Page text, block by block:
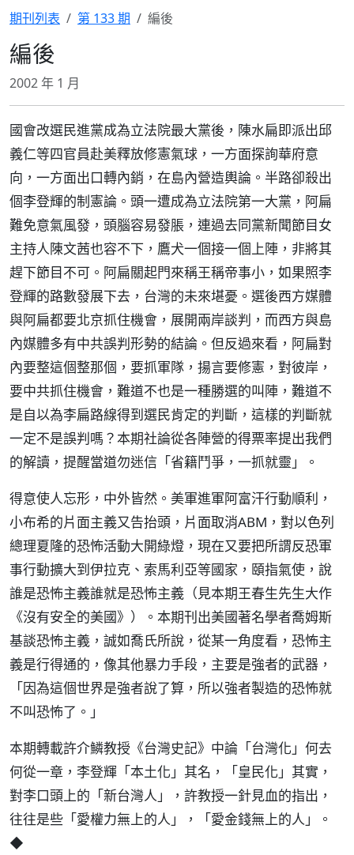
期刊列表 第 133 期 編後
編後
2002 年 1 月
國會改選民進黨成為立法院最大黨後，陳水扁即派出邱
義仁等四官員赴美釋放修憲氣球，一方面探詢華府意
向，一方面出口轉內銷，在島內營造輿論。半路卻殺出
個李登輝的制憲論。頭一遭成為立法院第一大黨，阿扁
難免意氣風發，頭腦容易發脹，連過去同黨新聞節目女
主持人陳文茜也容不下，鷹犬一個接一個上陣，非將其
趕下節目不可。阿扁關起門來稱王稱帝事小，如果照李
登輝的路數發展下去，台灣的未來堪憂。選後西方媒體
與阿扁都要北京抓住機會，展開兩岸談判，而西方與島
內媒體多有中共誤判形勢的結論。但反過來看，阿扁對
內要整這個整那個，要抓軍隊，揚言要修憲，對彼岸，
要中共抓住機會，難道不也是一種勝選的叫陣，難道不
是自以為李扁路線得到選民肯定的判斷，這樣的判斷就
一定不是誤判嗎？本期社論從各陣營的得票率提出我們
的解讀，提醒當道勿迷信「省籍鬥爭，一抓就靈」。
得意使人忘形，中外皆然。美軍進軍阿富汗行動順利，
小布希的片面主義又告抬頭，片面取消ABM，對以色列
總理夏隆的恐怖活動大開綠燈，現在又要把所謂反恐軍
事行動擴大到伊拉克、索馬利亞等國家，頤指氣使，說
誰是恐怖主義誰就是恐怖主義（見本期王春生先生大作
《沒有安全的美國》）。本期刊出美國著名學者喬姆斯
基談恐怖主義，誠如喬氏所說，從某一角度看，恐怖主
義是行得通的，像其他暴力手段，主要是強者的武器，
「因為這個世界是強者說了算，所以強者製造的恐怖就
不叫恐怖了。」
本期轉載許介鱗教授《台灣史記》中論「台灣化」何去
何從一章，李登輝「本土化」其名，「皇民化」其實，
對李口頭上的「新台灣人」，許教授一針見血的指出，
往往是些「愛權力無上的人」，「愛金錢無上的人」。
◆